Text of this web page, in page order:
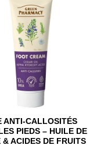
ANTI-CALLOSITÉS
PIEDS – HUILE DE
& ACIDES DE FRUITS